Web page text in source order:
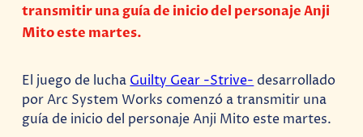
transmitir una guía de inicio del personaje Anji
Mito este martes.
El juego de lucha Guilty Gear -Strive- desarrollado
por Arc System Works comenzó a transmitir una
guía de inicio del personaje Anji Mito este martes.